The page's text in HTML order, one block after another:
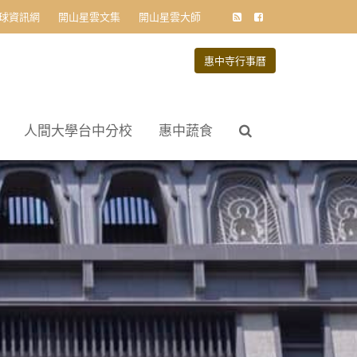
資訊網 開山星雲文集 開山星雲大師
惠中寺行事曆
人間大學台中分校 惠中蔬食